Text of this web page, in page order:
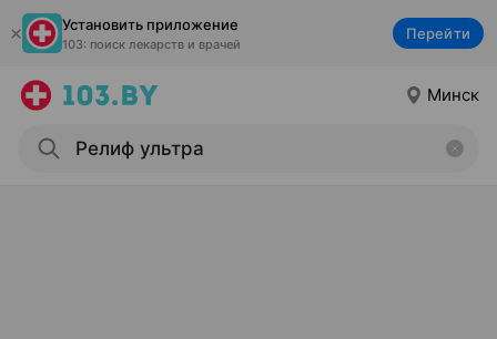
Установить приложение
103: поиск лекарств и врачей
Перейти
Минск